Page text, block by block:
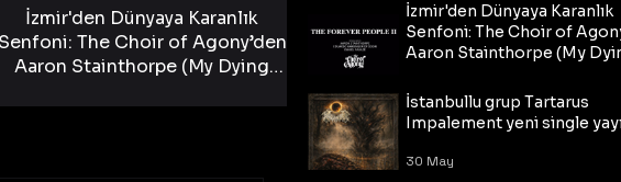
İzmir'den Dünyaya Karanlık
Senfoni: The Choir of Agony’den
Aaron Stainthorpe (My Dying
İzmir'den Dünyaya Karanlık
Senfoni: The Choir of
Aaron Stainthorpe (My
Tekli!
30 May
İstanbullu grup Tartarus
Impalement yeni single
30 May